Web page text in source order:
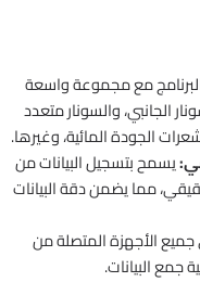
مع مجموعة واسعة
الجانبي، والسونار متعدد
الجودة المائية، وغيرها.
يسمح بتسجيل البيانات من
مما يضمن دقة البيانات
الأجهزة المتصلة من
جمع البيانات.